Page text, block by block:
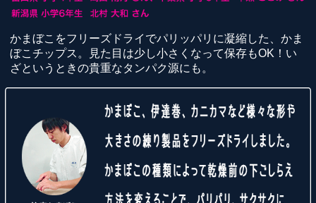
かまぼこをフリーズドライでパリッパリに凝縮した、かま
ぼこチップス。見た目は少し小さくなって保存もOK！い
ざというときの貴重なタンパク源にも。